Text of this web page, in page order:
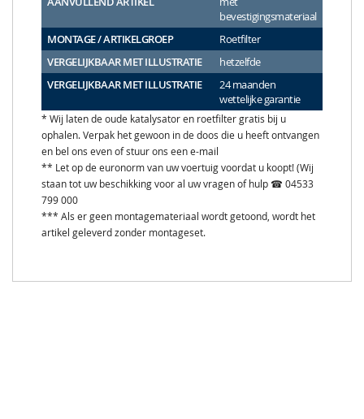
bevestigingsmateriaal
MONTAGE / ARTIKELGROEP
Roetfilter
VERGELIJKBAAR MET ILLUSTRATIE
hetzelfde
VERGELIJKBAAR MET ILLUSTRATIE
24 maanden
wettelijke garantie
* Wij laten de oude katalysator en roetfilter gratis bij u
ophalen. Verpak het gewoon in de doos die u heeft ontvangen
en bel ons even of stuur ons een e-mail
** Let op de euronorm van uw voertuig voordat u koopt! (Wij
staan tot uw beschikking voor al uw vragen of hulp ☎ 04533
799 000
*** Als er geen montagemateriaal wordt getoond, wordt het
artikel geleverd zonder montageset.